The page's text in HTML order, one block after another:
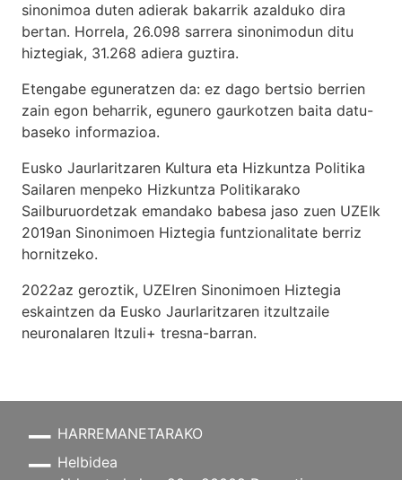
sinonimoa duten adierak bakarrik azalduko dira
bertan. Horrela, 26.098 sarrera sinonimodun ditu
hiztegiak, 31.268 adiera guztira.
Etengabe eguneratzen da: ez dago bertsio berrien
zain egon beharrik, egunero gaurkotzen baita datu-
baseko informazioa.
Eusko Jaurlaritzaren Kultura eta Hizkuntza Politika
Sailaren menpeko Hizkuntza Politikarako
Sailburuordetzak emandako babesa jaso zuen UZEIk
2019an Sinonimoen Hiztegia funtzionalitate berriz
hornitzeko.
2022az geroztik, UZEIren Sinonimoen Hiztegia
eskaintzen da Eusko Jaurlaritzaren itzultzaile
neuronalaren Itzuli+ tresna-barran.
HARREMANETARAKO
Helbidea